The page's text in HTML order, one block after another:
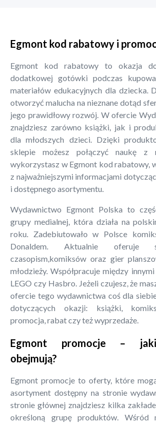
Egmont kod rabatowy i
Egmont kod rabatowy to okazja do
dodatkowej gotówki podczas
materiałów edukacyjnych dla dziecka.
otworzyć malucha na nieznane dotąd
jego prawidłowy rozwój. W ofercie
znajdziesz zarówno książki, jak i
dla młodszych dzieci. Dzięki
sklepie możesz połączyć naukę z
wykorzystasz w Egmont kod rabatowy,
z najważniejszymi informacjami
i dostępnego asortymentu.
Wydawnictwo Egmont Polska to
grupy medialnej, która działa na
roku. Zadebiutowało w Polsce
Donaldem. Aktualnie oferuje
czasopism,komiksów oraz gier
młodzieży. Współpracuje między
LEGO czy Hasbro. Jeżeli czujesz, że
ofercie tego wydawnictwa coś dla
dotyczących okazji: książki,
promocja, rabat czy też wyprzedaże.
Egmont promocje –
obejmują?
Egmont promocje to oferty, które
asortyment dostępny na stronie
stronie głównej znajdziesz kilka
określoną grupę produktów. Wśród